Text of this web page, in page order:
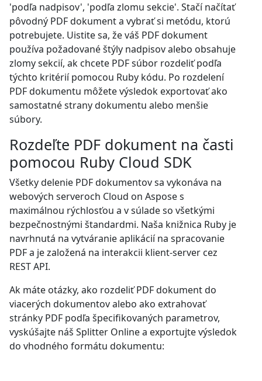
'podľa nadpisov', 'podľa zlomu sekcie'. Stačí načítať
pôvodný PDF dokument a vybrať si metódu, ktorú
potrebujete. Uistite sa, že váš PDF dokument
používa požadované štýly nadpisov alebo obsahuje
zlomy sekcií, ak chcete PDF súbor rozdeliť podľa
týchto kritérií pomocou Ruby kódu. Po rozdelení
PDF dokumentu môžete výsledok exportovať ako
samostatné strany dokumentu alebo menšie
súbory.
Rozdeľte PDF dokument na časti
pomocou Ruby Cloud SDK
Všetky delenie PDF dokumentov sa vykonáva na
webových serveroch Cloud on Aspose s
maximálnou rýchlosťou a v súlade so všetkými
bezpečnostnými štandardmi. Naša knižnica Ruby je
navrhnutá na vytváranie aplikácií na spracovanie
PDF a je založená na interakcii klient-server cez
REST API.
Ak máte otázky, ako rozdeliť PDF dokument do
viacerých dokumentov alebo ako extrahovať
stránky PDF podľa špecifikovaných parametrov,
vyskúšajte náš Splitter Online a exportujte výsledok
do vhodného formátu dokumentu: